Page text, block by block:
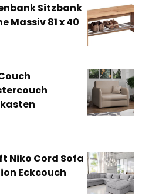
Sitzbank
Massiv 81 x 40
Niko Cord Sofa
Eckcouch